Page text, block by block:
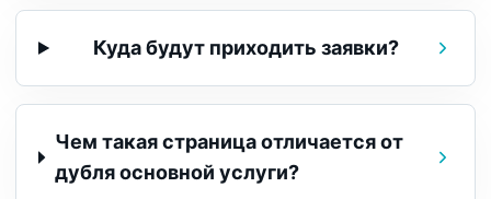
Куда будут приходить заявки?
Чем такая страница отличается от
дубля основной услуги?